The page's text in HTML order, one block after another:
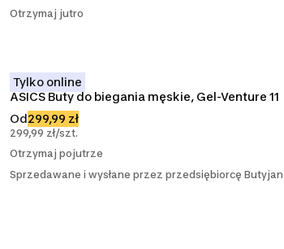
Otrzymaj jutro
Tylko online
ASICS Buty do biegania męskie, Gel-Venture 11
Od299,99 zł
299,99 zł/szt.
Otrzymaj pojutrze
Sprzedawane i wysłane przez przedsiębiorcę